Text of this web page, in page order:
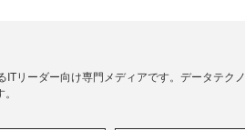
リーダー向け専門メディアです。データテクノ